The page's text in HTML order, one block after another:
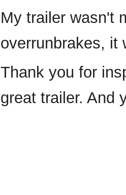
My trailer wasn't
overrunbrakes, it
Thank you for
great trailer. And